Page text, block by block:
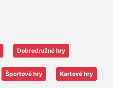
Dobrodružné hry
Športové hry Kartové hry